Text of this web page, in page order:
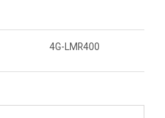
4G-LMR400